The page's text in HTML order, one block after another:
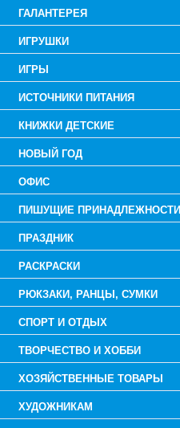
ГАЛАНТЕРЕЯ
ИГРУШКИ
ИГРЫ
ИСТОЧНИКИ ПИТАНИЯ
КНИЖКИ ДЕТСКИЕ
НОВЫЙ ГОД
ОФИС
ПИШУЩИЕ ПРИНАДЛЕЖНОСТИ
ПРАЗДНИК
РАСКРАСКИ
РЮКЗАКИ, РАНЦЫ, СУМКИ
СПОРТ И ОТДЫХ
ТВОРЧЕСТВО И ХОББИ
ХОЗЯЙСТВЕННЫЕ ТОВАРЫ
ХУДОЖНИКАМ